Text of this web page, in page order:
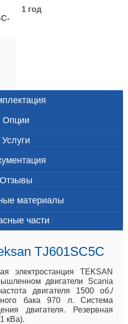
1 год
Опции
Услуги
Отзывы
материалы
части
TJ601SC5C
электростанция TEKSAN
двигатели Scania
двигателя 1500 об./
бака 970 л. Система
двигателя. Резервная
кВа).